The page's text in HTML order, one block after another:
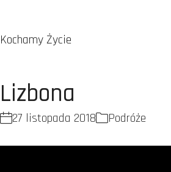
Kochamy Życie
Lizbona
27 listopada 2018 Podróże